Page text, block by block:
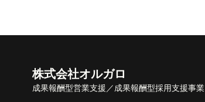
株式会社オルガロ
成果報酬型営業支援／成果報酬型採用支援事業